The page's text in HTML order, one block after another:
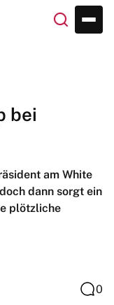
bei
am White
dann sorgt ein
plötzliche
0